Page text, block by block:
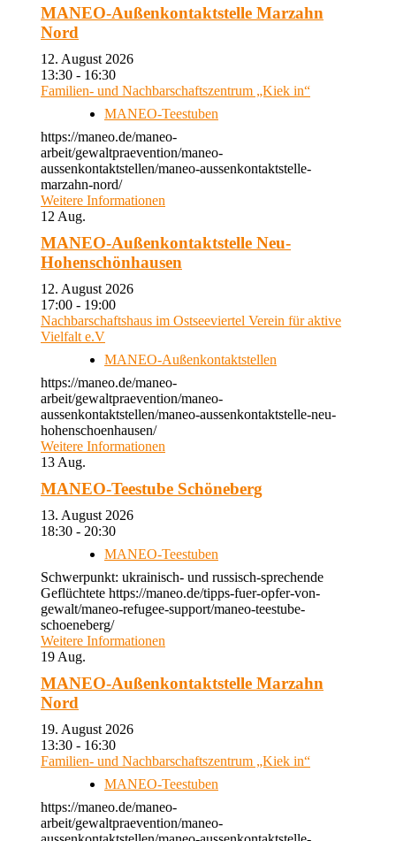
MANEO-Außenkontaktstelle Marzahn
Nord
12. August 2026
13:30 - 16:30
Familien- und Nachbarschaftszentrum „Kiek in“
MANEO-Teestuben
https://maneo.de/maneo-
arbeit/gewaltpraevention/maneo-
aussenkontaktstellen/maneo-aussenkontaktstelle-
marzahn-nord/
Weitere Informationen
12 Aug.
MANEO-Außenkontaktstelle Neu-
Hohenschönhausen
12. August 2026
17:00 - 19:00
Nachbarschaftshaus im Ostseeviertel Verein für aktive
Vielfalt e.V
MANEO-Außenkontaktstellen
https://maneo.de/maneo-
arbeit/gewaltpraevention/maneo-
aussenkontaktstellen/maneo-aussenkontaktstelle-neu-
hohenschoenhausen/
Weitere Informationen
13 Aug.
MANEO-Teestube Schöneberg
13. August 2026
18:30 - 20:30
MANEO-Teestuben
Schwerpunkt: ukrainisch- und russisch-sprechende
Geflüchtete https://maneo.de/tipps-fuer-opfer-von-
gewalt/maneo-refugee-support/maneo-teestube-
schoeneberg/
Weitere Informationen
19 Aug.
MANEO-Außenkontaktstelle Marzahn
Nord
19. August 2026
13:30 - 16:30
Familien- und Nachbarschaftszentrum „Kiek in“
MANEO-Teestuben
https://maneo.de/maneo-
arbeit/gewaltpraevention/maneo-